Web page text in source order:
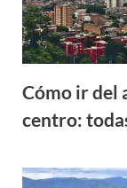
Cómo ir del
centro: